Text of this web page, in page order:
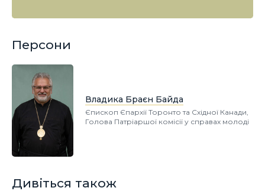
Персони
Владика Браєн Байда
Єпископ Єпархії Торонто та Східної Канади,
Голова Патріаршої комісії у справах молоді
Дивіться також